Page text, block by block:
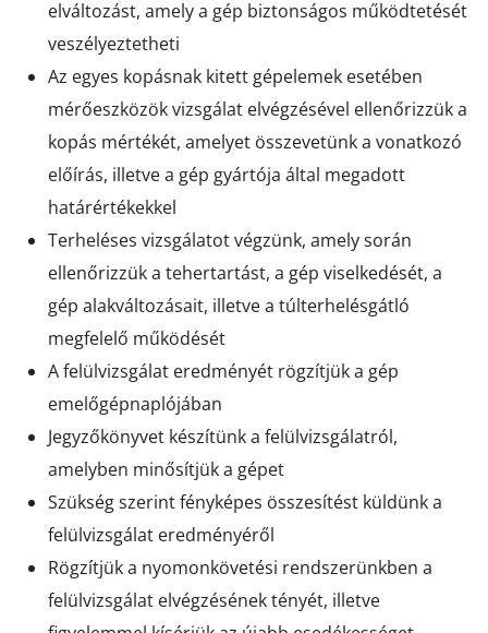
elváltozást, amely a gép biztonságos működtetését
veszélyeztetheti
Az egyes kopásnak kitett gépelemek esetében
mérőeszközök vizsgálat elvégzésével ellenőrizzük a
kopás mértékét, amelyet összevetünk a vonatkozó
előírás, illetve a gép gyártója által megadott
határértékekkel
Terheléses vizsgálatot végzünk, amely során
ellenőrizzük a tehertartást, a gép viselkedését, a
gép alakváltozásait, illetve a túlterhelésgátló
megfelelő működését
A felülvizsgálat eredményét rögzítjük a gép
emelőgépnaplójában
Jegyzőkönyvet készítünk a felülvizsgálatról,
amelyben minősítjük a gépet
Szükség szerint fényképes összesítést küldünk a
felülvizsgálat eredményéről
Rögzítjük a nyomonkövetési rendszerünkben a
felülvizsgálat elvégzésének tényét, illetve